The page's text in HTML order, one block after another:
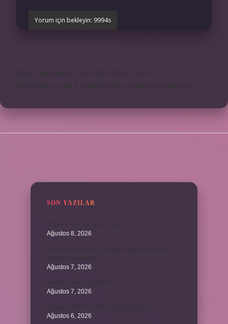
SON YAZILAR
Ağustos 8, 2026
Ağustos 7, 2026
Ağustos 7, 2026
Ağustos 6, 2026